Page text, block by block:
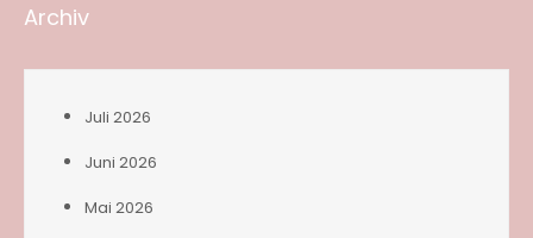
Archiv
Juli 2026
Juni 2026
Mai 2026